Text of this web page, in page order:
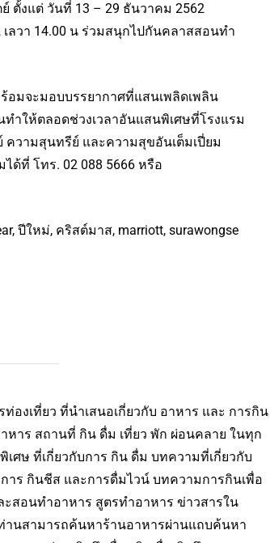
ตั้งแต่ วันที่ 13 – 29 ธันวาคม 2562
ลวา 14.00 น ร่วมสนุกไปกันคลาสสอนทำ
อมจะมอบบรรยากาศที่แสนเพลิดเพลิน
ำให้ตลอดช่วงเวลาอันแสนพิเศษที่โรงแรม
ความสุนทรีย์ และความสุขอันเต็มเปี่ยม
ด้ที่ โทร. 02 088 5666 หรือ
ปีใหม่, คริสต์มาส, marriott, surawongse
องเที่ยว ที่นำเสนอเกี่ยวกับ อาหาร และ การกิน
หาร สถานที่ กิน ดื่ม เที่ยว พัก ผ่อนคลาย ในทุก
ศษ ที่เกี่ยวกับการ กิน ดื่ม บทความที่เกี่ยวกับ
าร กินชีส และการดื่มไวน์ บทความการกินเพื่อ
สอนทำอาหาร สูตรทำอาหาร ข่าวสารใน
านสามารถค้นหาร้านอาหารผ่านแถบค้นหา